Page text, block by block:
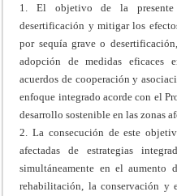
1. El objetivo de la
desertificación y mitigar los
por sequía grave o
adopción de medidas eficaces
acuerdos de cooperación y
enfoque integrado acorde con el
desarrollo sostenible en las zonas
2. La consecución de este
afectadas de estrategias
simultáneamente en el
rehabilitación, la conservación y